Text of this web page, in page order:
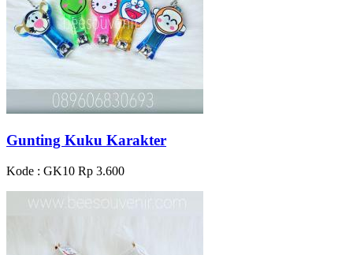
Gunting Kuku Karakter
Kode : GK10 Rp 3.600